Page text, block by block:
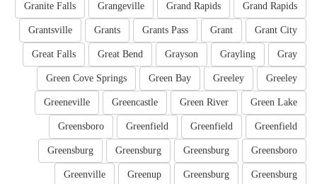
Grand Rapids
Grand Rapids
Grangeville
Granite Falls
Grant City
Grant
Grants Pass
Grants
Grantsville
Gray
Grayling
Grayson
Great Bend
Great Falls
Greeley
Greeley
Green Bay
Green Cove Springs
Green Lake
Green River
Greencastle
Greeneville
Greenfield
Greenfield
Greenfield
Greensboro
Greensboro
Greensburg
Greensburg
Greensburg
Greensburg
Greensburg
Greenup
Greenville